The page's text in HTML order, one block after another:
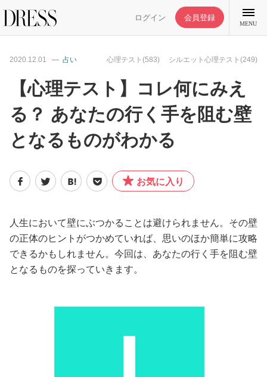
ログイン 会員登録
MENU
特集記事
DRESS部活
ライフスタイル
ファッション
恋愛/結婚/離婚
2020.12.01 占い 心理テスト(583) シルエット心理テスト(249)
【心理テスト】コレ何にみえ
る？ あなたの行く手を阻む壁
となるものがわかる
お気に入り
人生において壁にぶつかることは避けられません。その壁
の正体のヒントがつかめていれば、思いのほか簡単に攻略
できるかもしれません。今回は、あなたの行く手を阻む壁
となるものを探っていきます。